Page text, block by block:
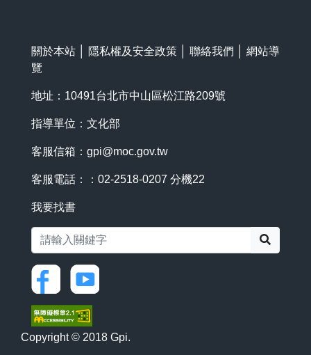
關於本站 隱私權及安全政策 聯絡我們
網站導
覽
地址：10491台北市中山區松江路209號
指導單位：文化部
客服信箱： gpi@moc.gov.tw
客服電話：：02-2518-0207 分機22
我要找書
Copyright © 2018 Gpi.